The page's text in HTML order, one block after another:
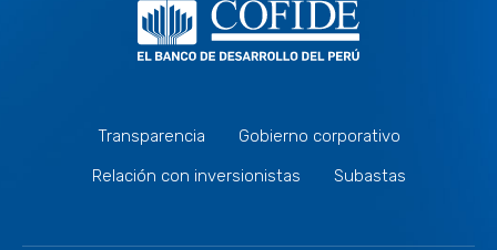
Transparencia
Gobierno corporativo
Relación con inversionistas
Subastas